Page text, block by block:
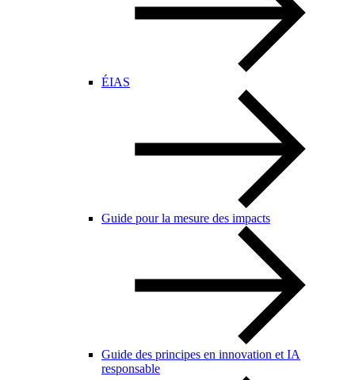
ÉIAS
Guide pour la mesure des impacts
Guide des principes en innovation et IA
responsable